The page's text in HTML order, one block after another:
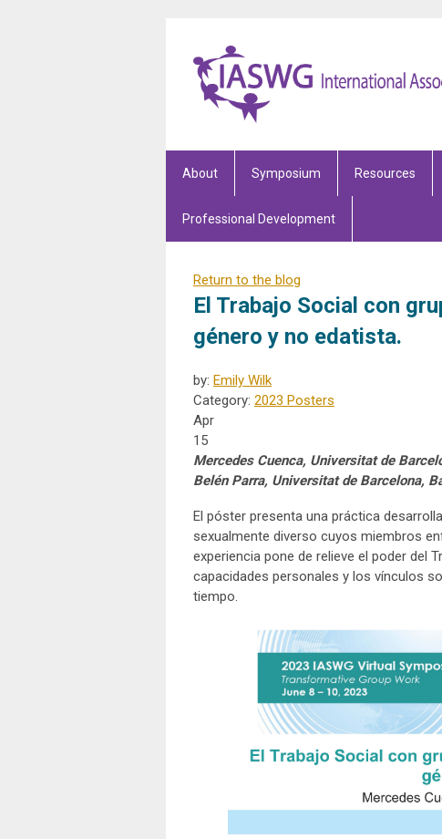
About Symposium Resources
Professional Development
Return to the blog
El Trabajo Social con
género y no edatista.
by: Emily Wilk
Category: 2023 Posters
Apr
15
Mercedes Cuenca, Universitat de
Belén Parra, Universitat de Barcelona,
El póster presenta una práctica
sexualmente diverso cuyos miembros
experiencia pone de relieve el poder del
capacidades personales y los vínculos
tiempo.